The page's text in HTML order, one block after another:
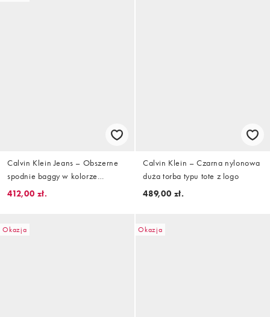
Calvin Klein Jeans – Obszerne
spodnie baggy w kolorze
złamanej bieli
412,00 zł.
Calvin Klein – Czarna nylonowa
duża torba typu tote z logo
489,00 zł.
Okazja Okazja